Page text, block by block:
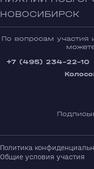
НОВОСИБИРСК
По вопросам
+7 (495) 234-22-10
Политика
Общие условия участия